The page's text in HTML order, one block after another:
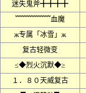
迷失鬼斧╋╋╋╋
﹌﹌﹌﹌﹌血魔
ж专属「冰雪」ж
复古轻微变
≤◆烈火沉默◆≥
１．８０天威复古